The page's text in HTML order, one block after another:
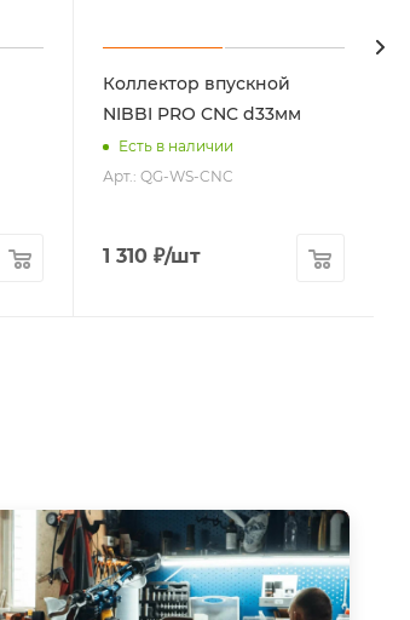
Коллектор впускной
NIBBI PRO CNC d33мм
Есть в наличии
Арт.: QG-WS-CNC
1 310 ₽/шт